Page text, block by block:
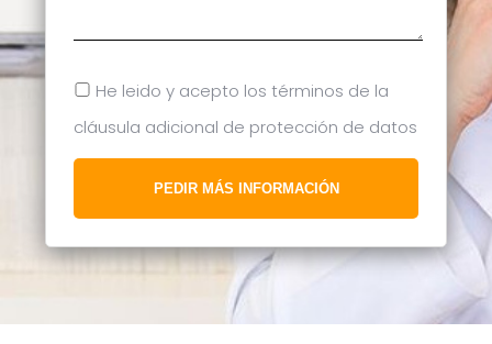
He leido y acepto los términos de la
cláusula adicional de protección de datos
PEDIR MÁS INFORMACIÓN